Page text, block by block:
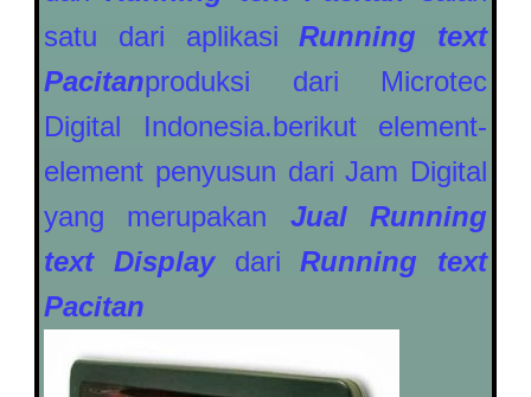
satu dari aplikasiRunning text
Pacitanproduksi dari Microtec
Digital Indonesia.berikut element-
element penyusun dari Jam Digital
yang merupakan Jual Running
text Display
dariRunning text
Pacitan